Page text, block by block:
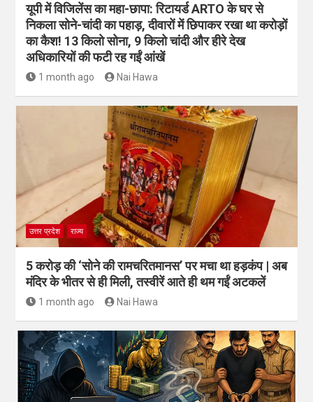
यूपी में विजिलेंस का महा-छापा: रिटायर्ड ARTO के घर से
निकला सोने-चांदी का पहाड़, दीवारों में छिपाकर रखा था करोड़ों
का कैश! 13 किलो सोना, 9 किलो चांदी और हीरे देख
अधिकारियों की फटी रह गईं आंखें
1 month ago Nai Hawa
उत्तर प्रदेश राज्य
5 करोड़ की ‘सोने की रामचरितमानस’ पर मचा था हड़कंप | अब
मंदिर के भीतर से ही मिली, तस्वीरें आते ही थम गईं अटकलें
1 month ago Nai Hawa